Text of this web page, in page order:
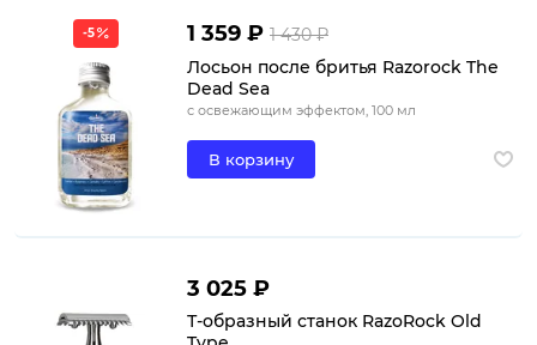
-5 1 359 ₽ 1 430 ₽
Лосьон после бритья Razorock The
Dead Sea
с освежающим эффектом, 100 мл
В корзину
3 025 ₽
Т-образный станок RazoRock Old